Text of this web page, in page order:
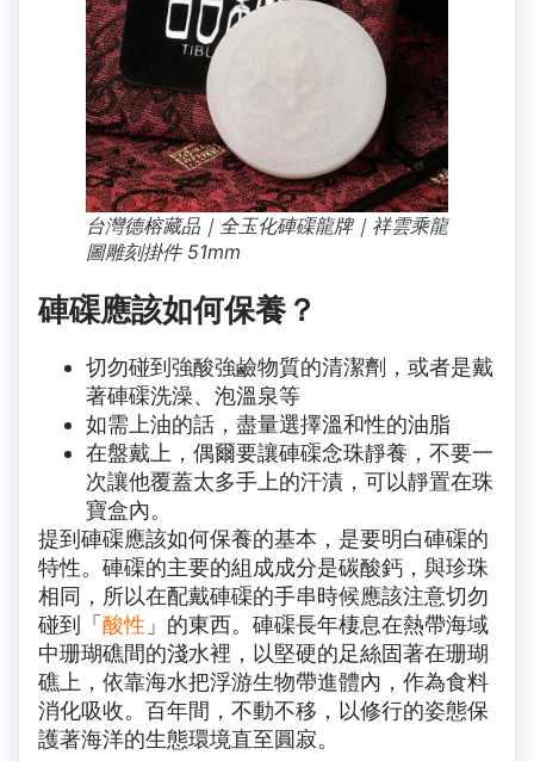
台灣德榕藏品｜全玉化硨磲龍牌｜祥雲乘龍
圖雕刻掛件 51mm
硨磲應該如何保養？
切勿碰到強酸強鹼物質的清潔劑，或者是戴
著硨磲洗澡、泡溫泉等
如需上油的話，盡量選擇溫和性的油脂
在盤戴上，偶爾要讓硨磲念珠靜養，不要一
次讓他覆蓋太多手上的汗漬，可以靜置在珠
寶盒內。
提到硨磲應該如何保養的基本，是要明白硨磲的
特性。硨磲的主要的組成成分是碳酸鈣，與珍珠
相同，所以在配戴硨磲的手串時候應該注意切勿
碰到「酸性 」的東西。硨磲長年棲息在熱帶海域
中珊瑚礁間的淺水裡，以堅硬的足絲固著在珊瑚
礁上，依靠海水把浮游生物帶進體內，作為食料
消化吸收。百年間，不動不移，以修行的姿態保
護著海洋的生態環境直至圓寂。